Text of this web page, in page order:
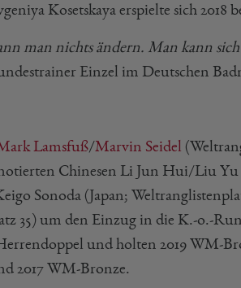
Kosetskaya erspielte sich
man nichts ändern. Man kann
Einzel im Deutschen
Lamsfuß/Marvin Seidel
Chinesen Li Jun Hui/Liu
Sonoda (Japan;
35) um den Einzug in die K.-o.-
und holten 2019 WM-
2017 WM-Bronze.